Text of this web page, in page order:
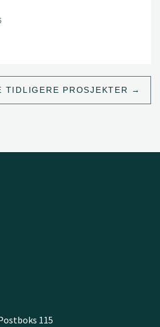
TIDLIGERE PROSJEKTER
115